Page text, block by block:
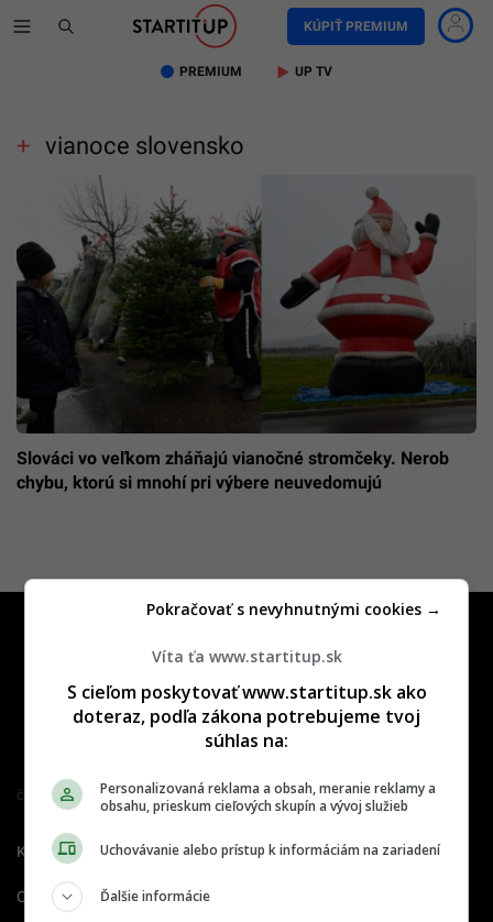
KÚPIŤ PREMIUM
PREMIUM UP TV
vianoce slovensko
Slováci vo veľkom zháňajú vianočné stromčeky. Nerob
chybu, ktorú si mnohí pri výbere neuvedomujú
Člen združenia IAB Slovakia
Kontakt Inzercia Cenník
O nás Redakcia
Víta ťa www.startitup.sk
S cieľom poskytovať www.startitup.sk ako
doteraz, podľa zákona potrebujeme tvoj
súhlas na:
Personalizovaná reklama a obsah, meranie reklamy a
obsahu, prieskum cieľových skupín a vývoj služieb
Uchovávanie alebo prístup k informáciám na zariadení
Ďalšie informácie
Pokračovať s nevyhnutnými cookies →